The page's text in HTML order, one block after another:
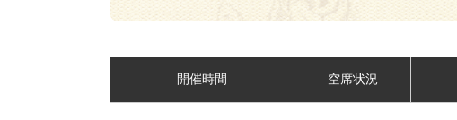
開催時間 空席状況